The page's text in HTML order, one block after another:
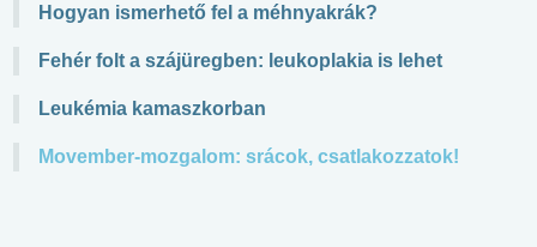
Hogyan ismerhető fel a méhnyakrák?
Fehér folt a szájüregben: leukoplakia is lehet
Leukémia kamaszkorban
Movember-mozgalom: srácok, csatlakozzatok!